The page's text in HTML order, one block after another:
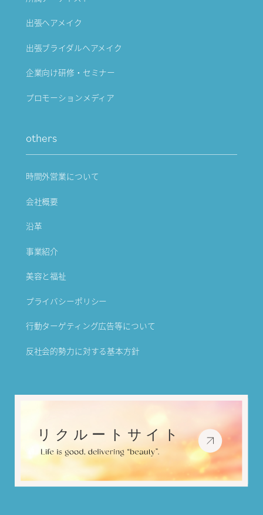
出張ヘアメイク
出張ブライダルヘアメイク
企業向け研修・セミナー
プロモーションメディア
others
時間外営業について
会社概要
沿革
事業紹介
美容と福祉
プライバシーポリシー
行動ターゲティング広告等について
反社会的勢力に対する基本方針